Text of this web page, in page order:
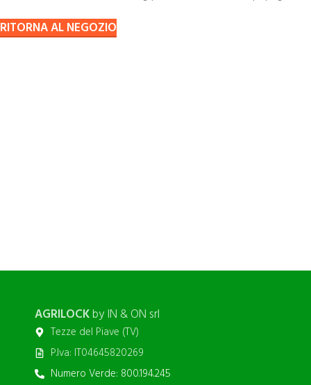
RITORNA AL NEGOZIO
AGRILOCKby IN & ON srl
Tezze del Piave (TV)
P.Iva: IT04645820269
Numero Verde: 800.194.245